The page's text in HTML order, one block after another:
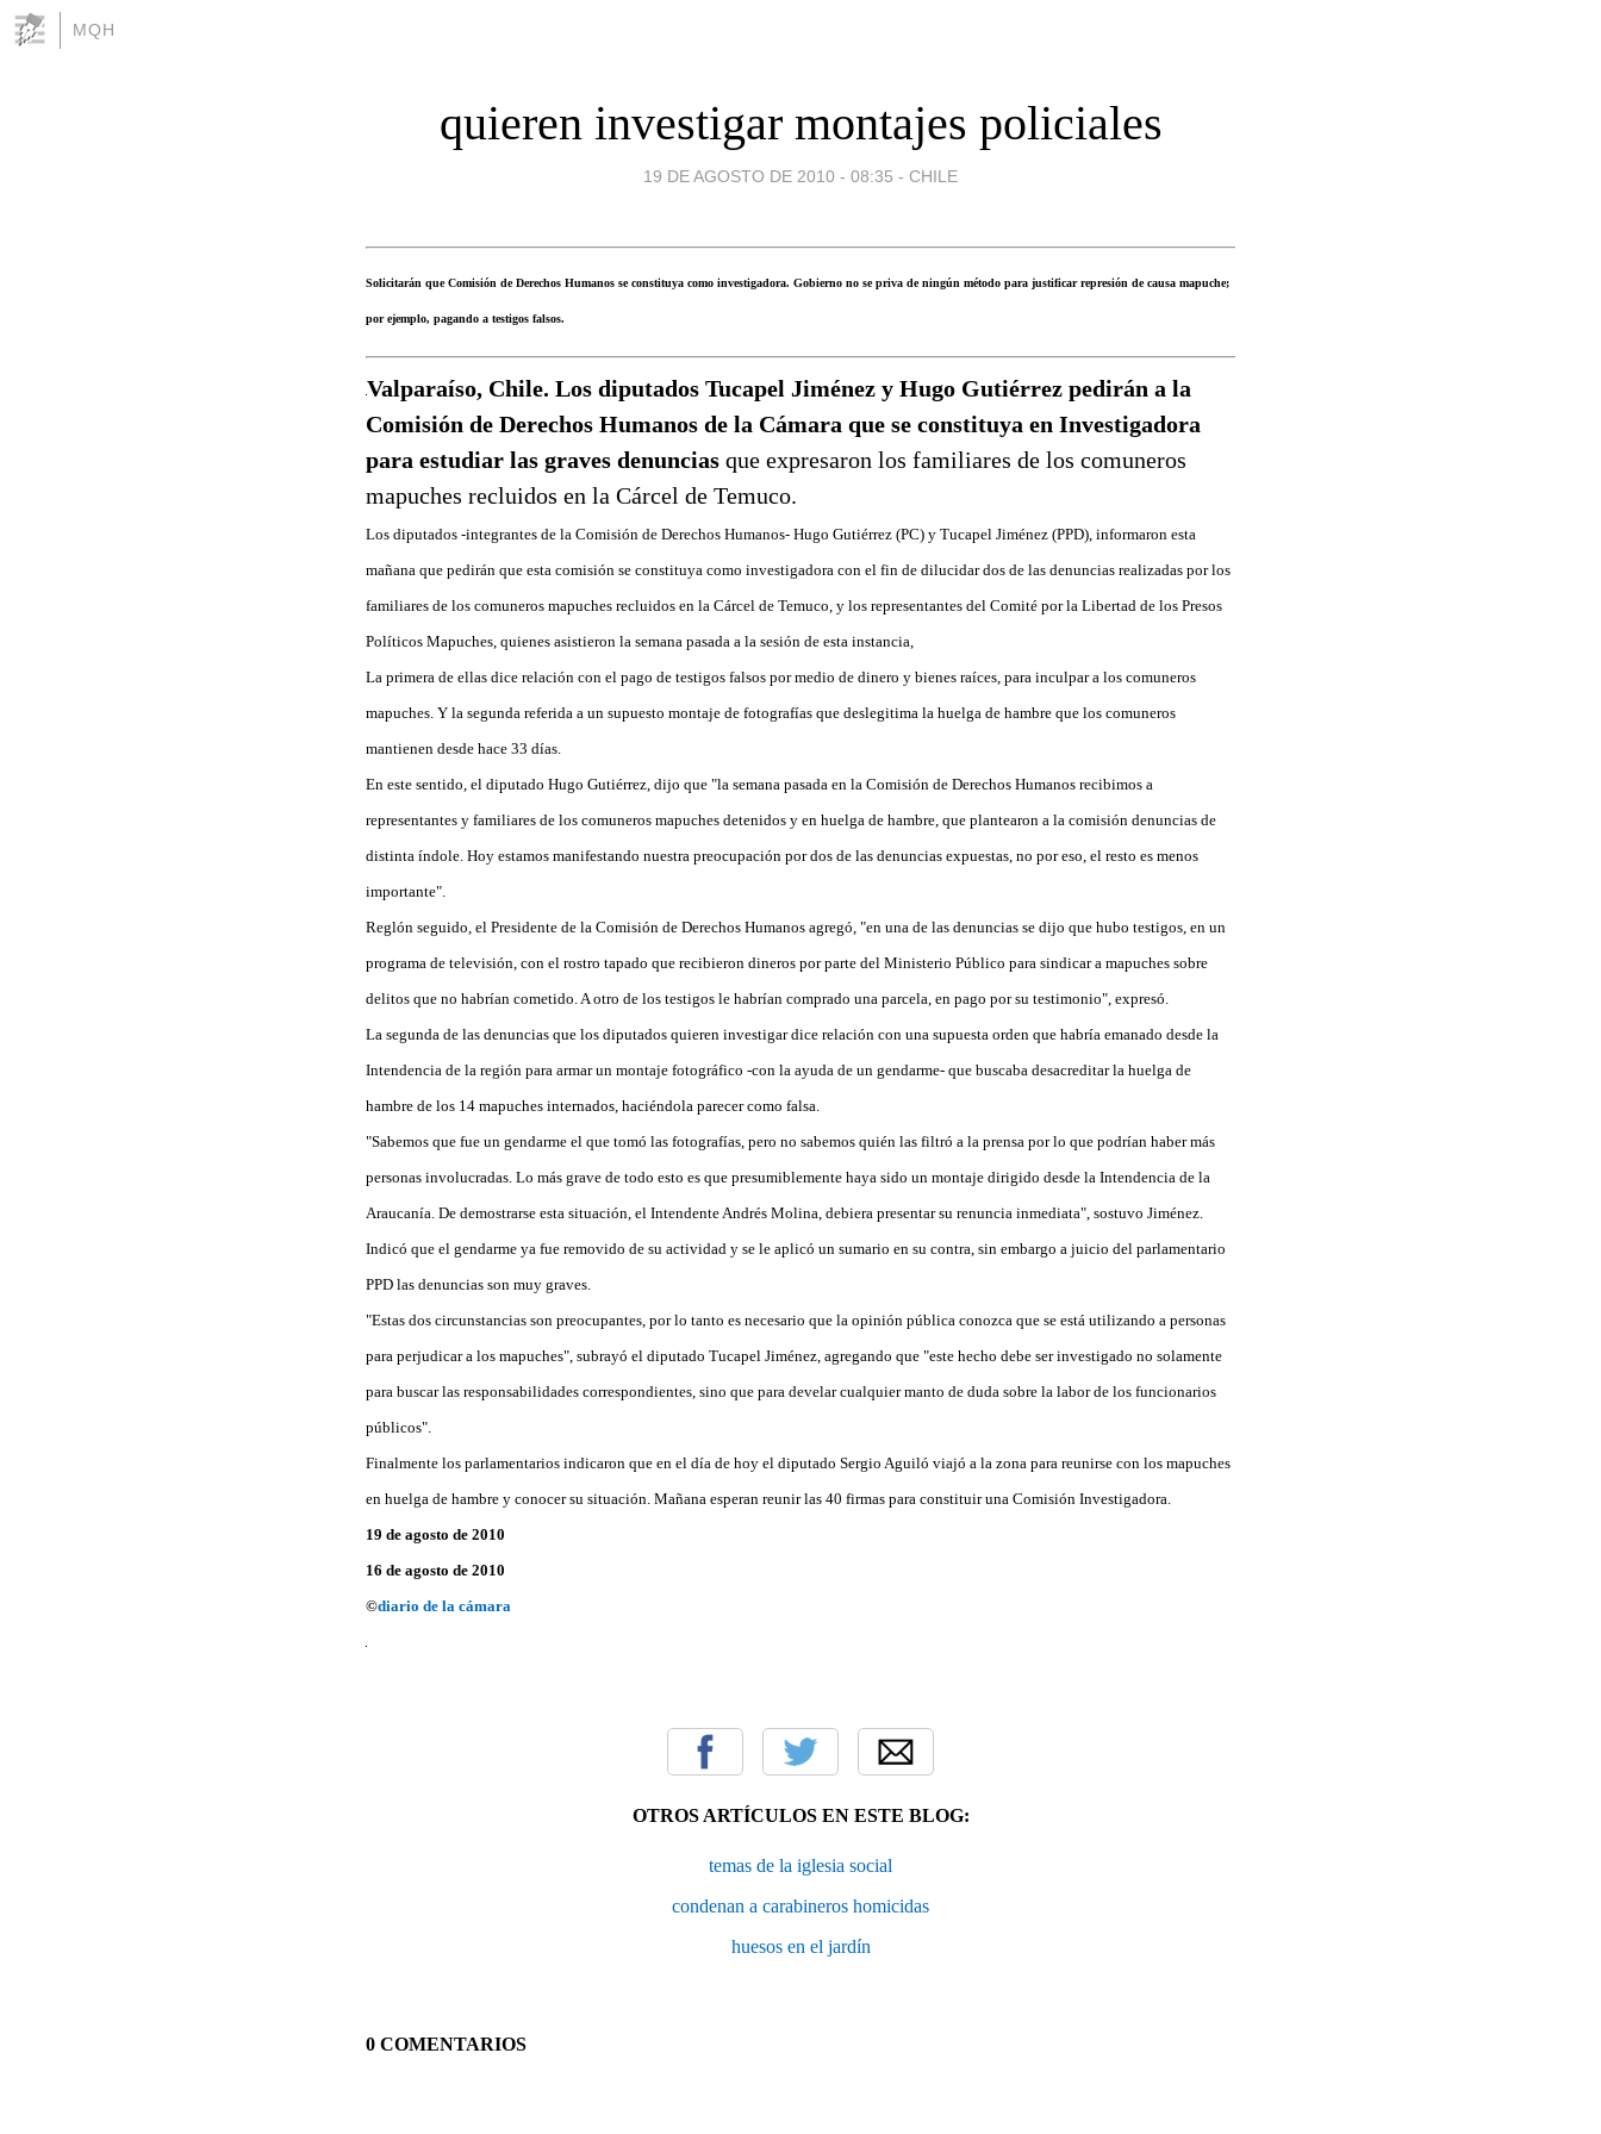
MQH
quieren investigar montajes policiales
19 DE AGOSTO DE 2010 - 08:35 - CHILE
Solicitarán que Comisión de Derechos Humanos se constituya como investigadora. Gobierno no se priva de ningún método para justificar represión de causa mapuche;
por ejemplo, pagando a testigos falsos.
Valparaíso, Chile. Los diputados Tucapel Jiménez y Hugo Gutiérrez pedirán a la
Comisión de Derechos Humanos de la Cámara que se constituya en Investigadora
para estudiar las graves denuncias que expresaron los familiares de los comuneros
mapuches recluidos en la Cárcel de Temuco.
Los diputados -integrantes de la Comisión de Derechos Humanos- Hugo Gutiérrez (PC) y Tucapel Jiménez (PPD), informaron esta
mañana que pedirán que esta comisión se constituya como investigadora con el fin de dilucidar dos de las denuncias realizadas por los
familiares de los comuneros mapuches recluidos en la Cárcel de Temuco, y los representantes del Comité por la Libertad de los Presos
Políticos Mapuches, quienes asistieron la semana pasada a la sesión de esta instancia,
La primera de ellas dice relación con el pago de testigos falsos por medio de dinero y bienes raíces, para inculpar a los comuneros
mapuches. Y la segunda referida a un supuesto montaje de fotografías que deslegitima la huelga de hambre que los comuneros
mantienen desde hace 33 días.
En este sentido, el diputado Hugo Gutiérrez, dijo que "la semana pasada en la Comisión de Derechos Humanos recibimos a
representantes y familiares de los comuneros mapuches detenidos y en huelga de hambre, que plantearon a la comisión denuncias de
distinta índole. Hoy estamos manifestando nuestra preocupación por dos de las denuncias expuestas, no por eso, el resto es menos
importante".
Reglón seguido, el Presidente de la Comisión de Derechos Humanos agregó, "en una de las denuncias se dijo que hubo testigos, en un
programa de televisión, con el rostro tapado que recibieron dineros por parte del Ministerio Público para sindicar a mapuches sobre
delitos que no habrían cometido. A otro de los testigos le habrían comprado una parcela, en pago por su testimonio", expresó.
La segunda de las denuncias que los diputados quieren investigar dice relación con una supuesta orden que habría emanado desde la
Intendencia de la región para armar un montaje fotográfico -con la ayuda de un gendarme- que buscaba desacreditar la huelga de
hambre de los 14 mapuches internados, haciéndola parecer como falsa.
"Sabemos que fue un gendarme el que tomó las fotografías, pero no sabemos quién las filtró a la prensa por lo que podrían haber más
personas involucradas. Lo más grave de todo esto es que presumiblemente haya sido un montaje dirigido desde la Intendencia de la
Araucanía. De demostrarse esta situación, el Intendente Andrés Molina, debiera presentar su renuncia inmediata", sostuvo Jiménez.
Indicó que el gendarme ya fue removido de su actividad y se le aplicó un sumario en su contra, sin embargo a juicio del parlamentario
PPD las denuncias son muy graves.
"Estas dos circunstancias son preocupantes, por lo tanto es necesario que la opinión pública conozca que se está utilizando a personas
para perjudicar a los mapuches", subrayó el diputado Tucapel Jiménez, agregando que "este hecho debe ser investigado no solamente
para buscar las responsabilidades correspondientes, sino que para develar cualquier manto de duda sobre la labor de los funcionarios
públicos".
Finalmente los parlamentarios indicaron que en el día de hoy el diputado Sergio Aguiló viajó a la zona para reunirse con los mapuches
en huelga de hambre y conocer su situación. Mañana esperan reunir las 40 firmas para constituir una Comisión Investigadora.
19 de agosto de 2010
16 de agosto de 2010
©diario de la cámara
OTROS ARTÍCULOS EN ESTE BLOG:
temas de la iglesia social
condenan a carabineros homicidas
huesos en el jardín
0 COMENTARIOS